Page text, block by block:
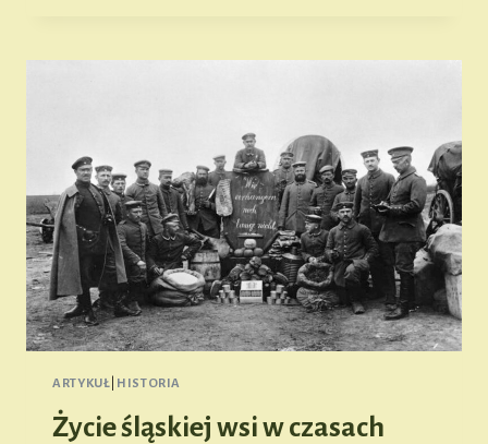
ARTYKUŁ HISTORIA
Życie śląskiej wsi w czasach